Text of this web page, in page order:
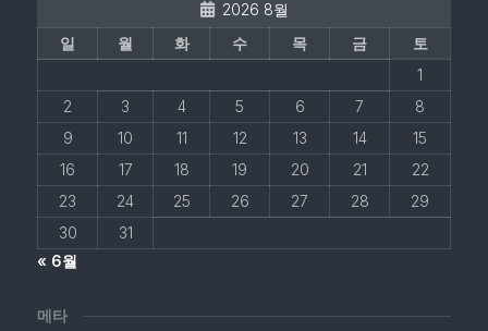
2026 8월
일
월 화 수 목 금
토
1
2
3 4 5 6 7
8
9
10 11 12 13 14
15
16
17 18 19 20 21
22
23
24 25 26 27 28
29
30
31
« 6월
메타